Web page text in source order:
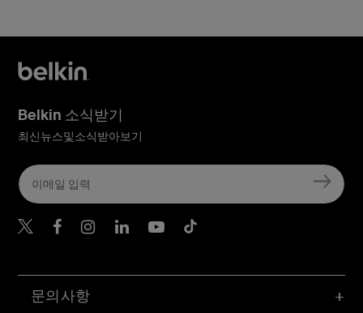
문의사항
Belkin 소식받기
최신뉴스및소식받아보기
Belkin Twitter